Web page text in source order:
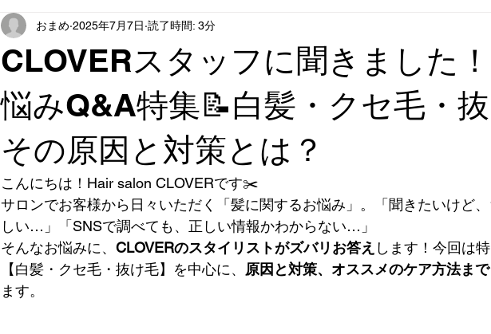
CLOVERスタッフに聞きました
悩みQ&A特集📝白髪・クセ毛・
その原因と対策とは？
おまめ 2025年7月7日 読了時間: 3分
こんにちは！Hair salon CLOVERです✂️
サロンでお客様から日々いただく「髪に関するお悩み」。「聞きたいけど
しい…」「SNSで調べても、正しい情報かわからない…」
そんなお悩みに、 CLOVERのスタイリストがズバリお答え します！今回は
【白髪・クセ毛・抜け毛】を中心に、 原因と対策、オススメのケア方法ま
ます。